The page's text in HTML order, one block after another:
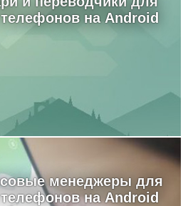
на Android
менеджеры для
на Android